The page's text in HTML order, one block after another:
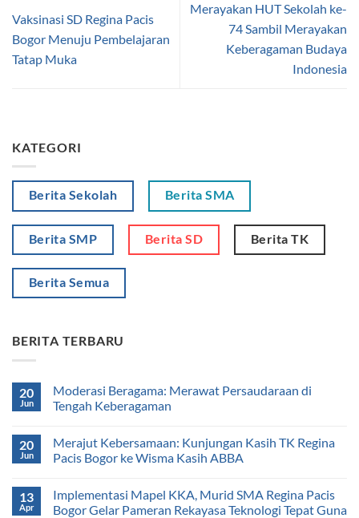
Vaksinasi SD Regina Pacis
Bogor Menuju Pembelajaran
Tatap Muka
Merayakan HUT Sekolah ke-
74 Sambil Merayakan
Keberagaman Budaya
Indonesia
KATEGORI
Berita Sekolah Berita SMA
Berita SMP Berita SD Berita TK
Berita Semua
BERITA TERBARU
20
Jun
Moderasi Beragama: Merawat Persaudaraan di
Tengah Keberagaman
20
Jun
Merajut Kebersamaan: Kunjungan Kasih TK Regina
Pacis Bogor ke Wisma Kasih ABBA
13
Apr
Implementasi Mapel KKA, Murid SMA Regina Pacis
Bogor Gelar Pameran Rekayasa Teknologi Tepat Guna